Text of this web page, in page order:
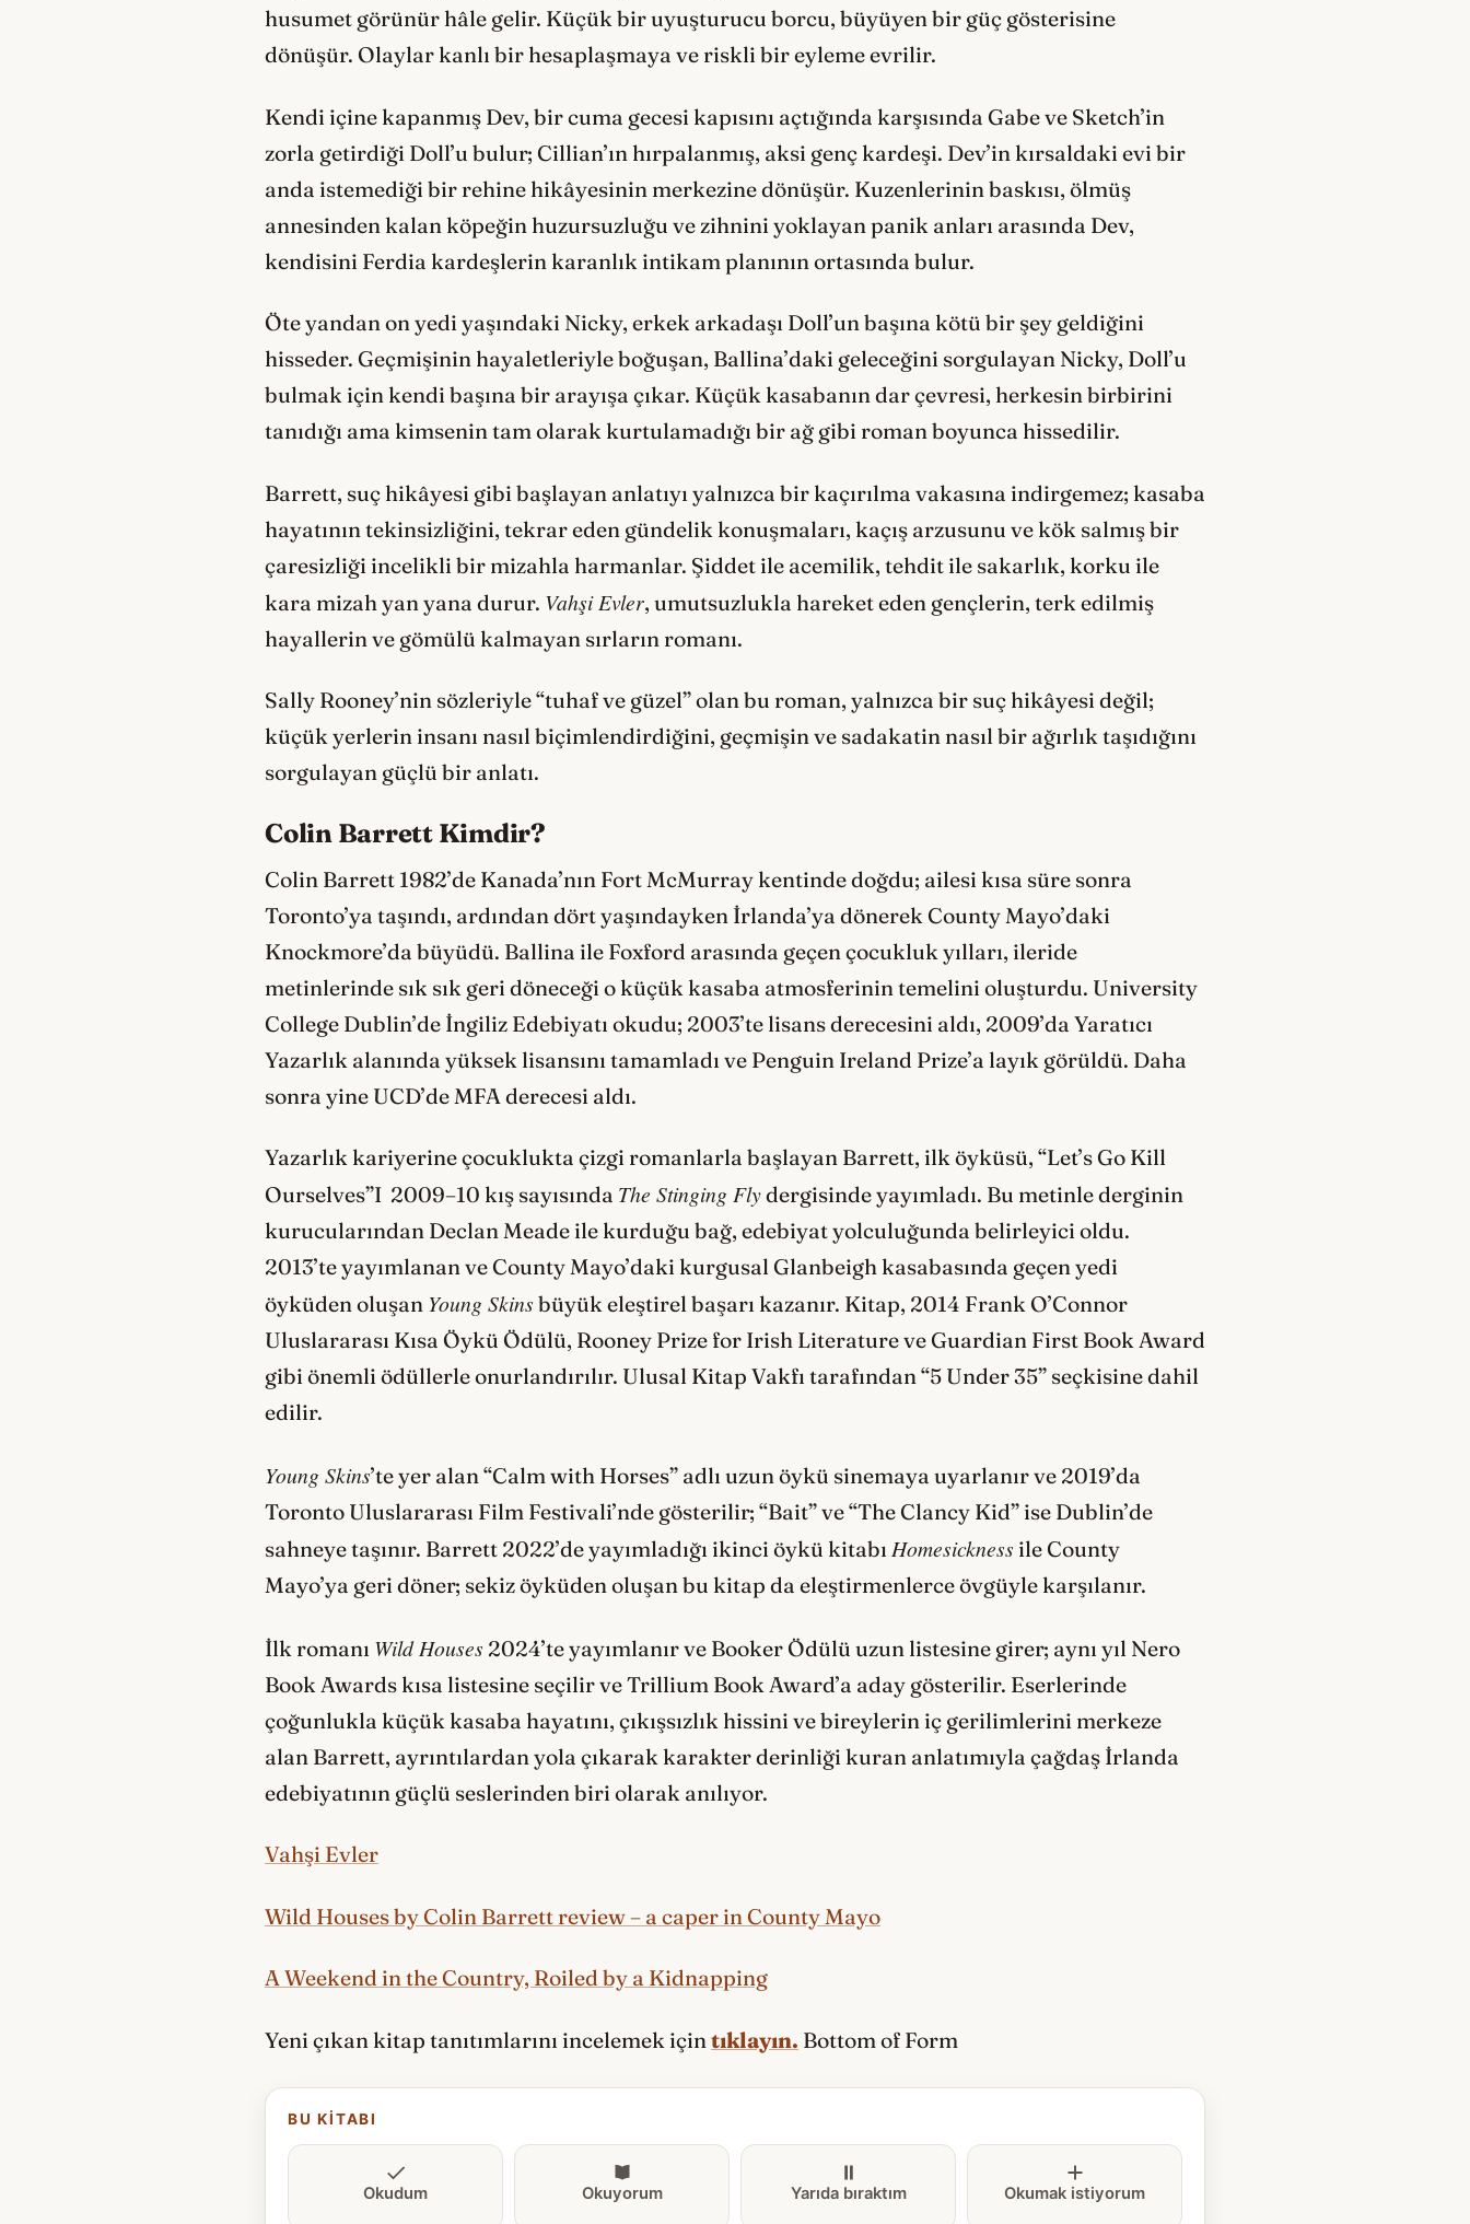
husumet görünür hâle gelir. Küçük bir uyuşturucu borcu, büyüyen bir güç gösterisine
dönüşür. Olaylar kanlı bir hesaplaşmaya ve riskli bir eyleme evrilir.
Kendi içine kapanmış Dev, bir cuma gecesi kapısını açtığında karşısında Gabe ve Sketch’in
zorla getirdiği Doll’u bulur; Cillian’ın hırpalanmış, aksi genç kardeşi. Dev’in kırsaldaki evi bir
anda istemediği bir rehine hikâyesinin merkezine dönüşür. Kuzenlerinin baskısı, ölmüş
annesinden kalan köpeğin huzursuzluğu ve zihnini yoklayan panik anları arasında Dev,
kendisini Ferdia kardeşlerin karanlık intikam planının ortasında bulur.
Öte yandan on yedi yaşındaki Nicky, erkek arkadaşı Doll’un başına kötü bir şey geldiğini
hisseder. Geçmişinin hayaletleriyle boğuşan, Ballina’daki geleceğini sorgulayan Nicky, Doll’u
bulmak için kendi başına bir arayışa çıkar. Küçük kasabanın dar çevresi, herkesin birbirini
tanıdığı ama kimsenin tam olarak kurtulamadığı bir ağ gibi roman boyunca hissedilir.
Barrett, suç hikâyesi gibi başlayan anlatıyı yalnızca bir kaçırılma vakasına indirgemez; kasaba
hayatının tekinsizliğini, tekrar eden gündelik konuşmaları, kaçış arzusunu ve kök salmış bir
çaresizliği incelikli bir mizahla harmanlar. Şiddet ile acemilik, tehdit ile sakarlık, korku ile
kara mizah yan yana durur. Vahşi Evler, umutsuzlukla hareket eden gençlerin, terk edilmiş
hayallerin ve gömülü kalmayan sırların romanı.
Sally Rooney’nin sözleriyle “tuhaf ve güzel” olan bu roman, yalnızca bir suç hikâyesi değil;
küçük yerlerin insanı nasıl biçimlendirdiğini, geçmişin ve sadakatin nasıl bir ağırlık taşıdığını
sorgulayan güçlü bir anlatı.
Colin Barrett Kimdir?
Colin Barrett 1982’de Kanada’nın Fort McMurray kentinde doğdu; ailesi kısa süre sonra
Toronto’ya taşındı, ardından dört yaşındayken İrlanda’ya dönerek County Mayo’daki
Knockmore’da büyüdü. Ballina ile Foxford arasında geçen çocukluk yılları, ileride
metinlerinde sık sık geri döneceği o küçük kasaba atmosferinin temelini oluşturdu. University
College Dublin’de İngiliz Edebiyatı okudu; 2003’te lisans derecesini aldı, 2009’da Yaratıcı
Yazarlık alanında yüksek lisansını tamamladı ve Penguin Ireland Prize’a layık görüldü. Daha
sonra yine UCD’de MFA derecesi aldı.
Yazarlık kariyerine çocuklukta çizgi romanlarla başlayan Barrett, ilk öyküsü, “Let’s Go Kill
Ourselves”I 2009–10 kış sayısında The Stinging Flydergisinde yayımladı. Bu metinle derginin
kurucularından Declan Meade ile kurduğu bağ, edebiyat yolculuğunda belirleyici oldu.
2013’te yayımlanan ve County Mayo’daki kurgusal Glanbeigh kasabasında geçen yedi
öyküden oluşan Young Skins büyük eleştirel başarı kazanır. Kitap, 2014 Frank O’Connor
Uluslararası Kısa Öykü Ödülü, Rooney Prize for Irish Literature ve Guardian First Book Award
gibi önemli ödüllerle onurlandırılır. Ulusal Kitap Vakfı tarafından “5 Under 35” seçkisine dahil
edilir.
Young Skins’te yer alan “Calm with Horses” adlı uzun öykü sinemaya uyarlanır ve 2019’da
Toronto Uluslararası Film Festivali’nde gösterilir; “Bait” ve “The Clancy Kid” ise Dublin’de
sahneye taşınır. Barrett 2022’de yayımladığı ikinci öykü kitabı Homesickness ile County
Mayo’ya geri döner; sekiz öyküden oluşan bu kitap da eleştirmenlerce övgüyle karşılanır.
İlk romanı Wild Houses 2024’te yayımlanır ve Booker Ödülü uzun listesine girer; aynı yıl Nero
Book Awards kısa listesine seçilir ve Trillium Book Award’a aday gösterilir. Eserlerinde
çoğunlukla küçük kasaba hayatını, çıkışsızlık hissini ve bireylerin iç gerilimlerini merkeze
alan Barrett, ayrıntılardan yola çıkarak karakter derinliği kuran anlatımıyla çağdaş İrlanda
edebiyatının güçlü seslerinden biri olarak anılıyor.
Vahşi Evler
Wild Houses by Colin Barrett review – a caper in County Mayo
A Weekend in the Country, Roiled by a Kidnapping
Yeni çıkan kitap tanıtımlarını incelemek için tıklayın. Bottom of Form
BU KITABI
Okudum Okuyorum Yarıda bıraktım Okumak istiyorum